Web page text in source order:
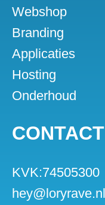
Webshop
Branding
Applicaties
Hosting
Onderhoud
CONTACT
KVK:74505300
hey@loryrave.nl